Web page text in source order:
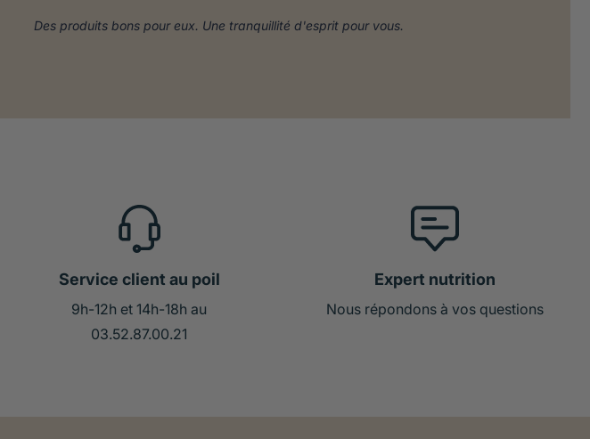
Des produits bons pour eux. Une tranquillité d'esprit pour vous.
Service client au poil
9h-12h et 14h-18h au
03.52.87.00.21
Expert nutrition
Nous répondons à vos questions